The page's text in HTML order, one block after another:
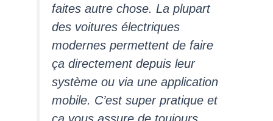
faites autre chose. La plupart
des voitures électriques
modernes permettent de faire
ça directement depuis leur
système ou via une application
mobile. C’est super pratique et